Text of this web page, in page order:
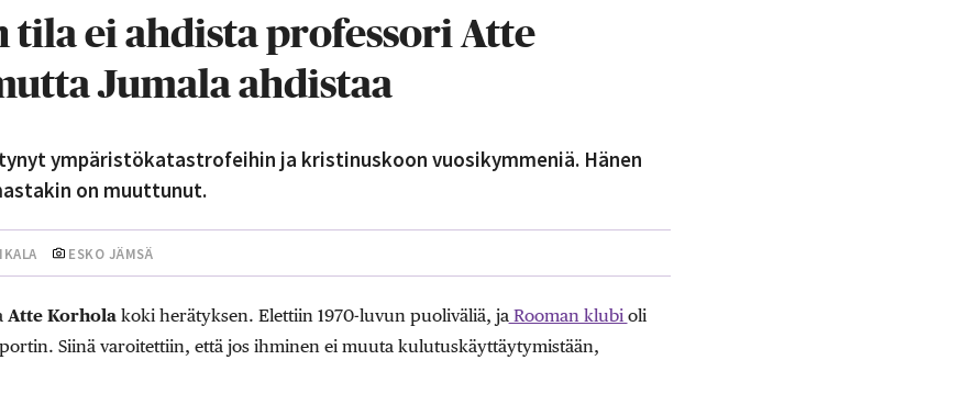
tila ei ahdista professori Atte
Jumala ahdistaa
ympäristökatastrofeihin ja kristinuskoon vuosikymmeniä. Hänen
on muuttunut.
ESKO JÄMSÄ
Atte Korholakoki herätyksen. Elettiin 1970-luvun puoliväliä, jaRooman klubi oli
Siinä varoitettiin, että jos ihminen ei muuta kulutuskäyttäytymistään,